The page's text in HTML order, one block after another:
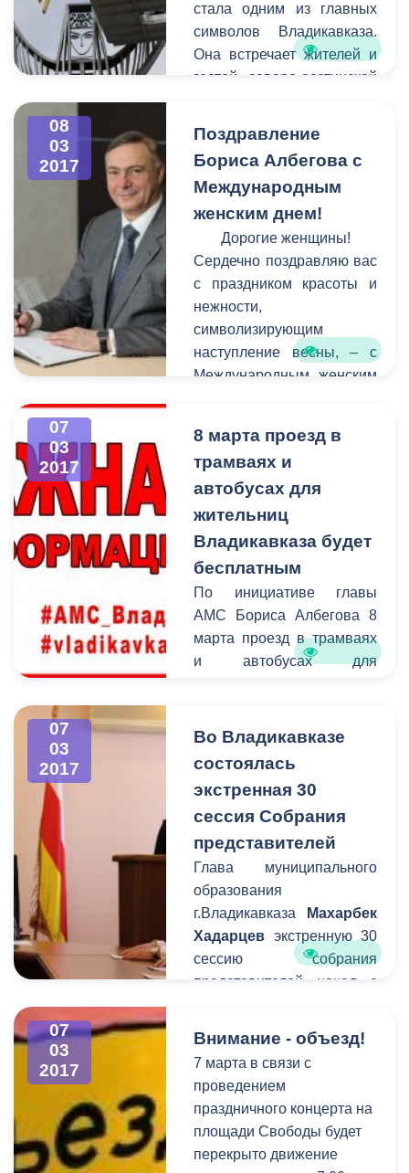
закону не имеет права
наводить на них порядок.
стала одним из главных
символов Владикавказа.
Она встречает жителей и
гостей северо-осетинской
К сожалению, в последние
годы вид сооружения
оставлял желать лучшего -
оно пострадало от
коррозии, стала заметной
усталость металла.
08
03
2017
Поздравление
Бориса Албегова с
Международным
женским днем!
Дорогие женщины!
Сердечно поздравляю вас
с праздником красоты и
нежности,
символизирующим
наступление весны, – с
Международным женским
07
03
2017
8 марта проезд в
трамваях и
автобусах для
жительниц
Владикавказа будет
бесплатным
По инициативе главы
АМС Бориса Албегова 8
марта проезд в трамваях
и автобусах для
мера станет небольшим,
представительниц
прекрасного пола города к
Международному
женскому дню. Частным
перевозчикам
рекомендовано
присоединиться к
городской акции
07
03
2017
Во Владикавказе
состоялась
экстренная 30
сессия Собрания
представителей
Глава муниципального
образования
г.Владикавказа
Махарбек
Хадарцев экстренную 30
сессию собрания
представителей начал с
Несмотря на
предпраздничное время,
срочное заседание сессии
было подготовлено за
один день.
07
03
2017
Внимание - объезд!
7 марта в связи с
проведением
праздничного концерта на
площади Свободы будет
перекрыто движение